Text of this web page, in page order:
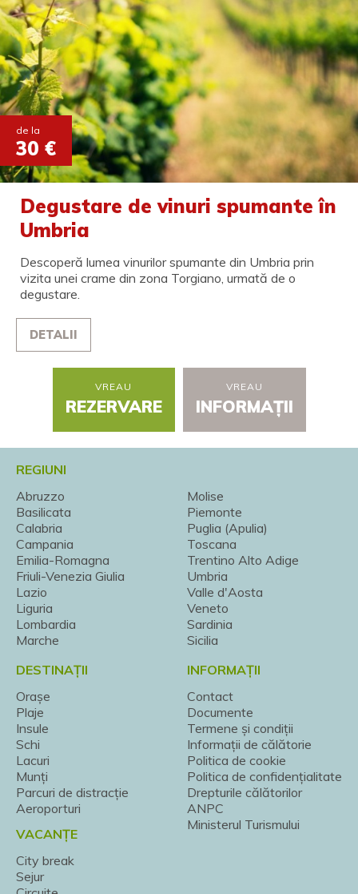
de la
30 €
Degustare de vinuri spumante în
Umbria
Descoperă lumea vinurilor spumante din Umbria prin
vizita unei crame din zona Torgiano, urmată de o
degustare.
DETALII
VREAU
REZERVARE
VREAU
INFORMAȚII
REGIUNI
Abruzzo
Basilicata
Calabria
Campania
Emilia-Romagna
Friuli-Venezia Giulia
Lazio
Liguria
Lombardia
Marche
Molise
Piemonte
Puglia (Apulia)
Toscana
Trentino Alto Adige
Umbria
Valle d'Aosta
Veneto
Sardinia
Sicilia
DESTINAȚII
Orașe
Plaje
Insule
Schi
Lacuri
Munți
Parcuri de distracție
Aeroporturi
VACANȚE
City break
Sejur
INFORMAȚII
Contact
Documente
Termene și condiții
Informații de călătorie
Politica de cookie
Politica de confidențialitate
Drepturile călătorilor
ANPC
Ministerul Turismului